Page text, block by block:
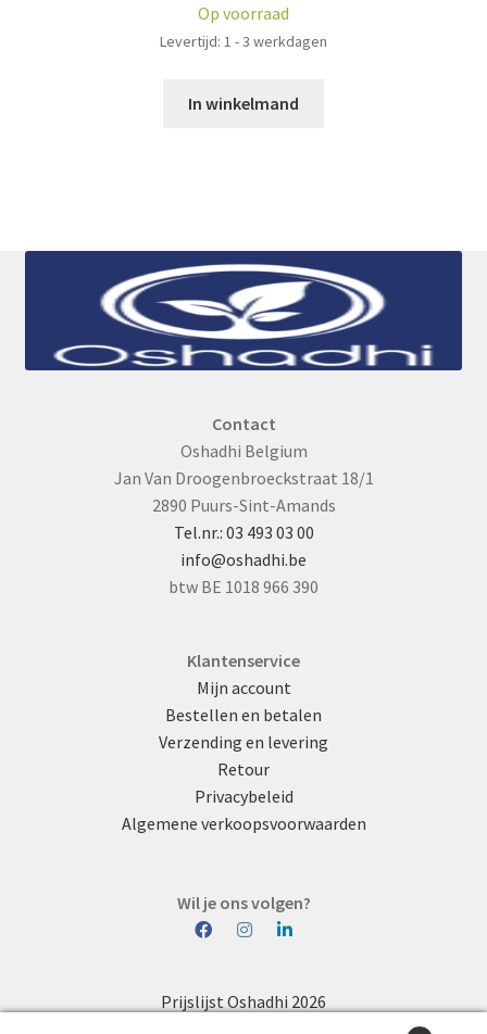
was:
is:
Op voorraad
Levertijd: 1 - 3 werkdagen
In winkelmand
Contact
Oshadhi Belgium
Jan Van Droogenbroeckstraat 18/1
2890 Puurs-Sint-Amands
Tel.nr.: 03 493 03 00
info@oshadhi.be
btw BE 1018 966 390
Klantenservice
Mijn account
Bestellen en betalen
Verzending en levering
Retour
Privacybeleid
Algemene verkoopsvoorwaarden
Wil je ons volgen?
Prijslijst Oshadhi 2026